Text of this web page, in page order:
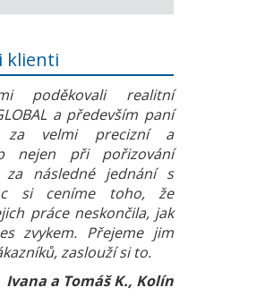
klienti
poděkovali realitní
a především paní
za velmi precizní a
nejen při pořizování
následné jednání s
si ceníme toho, že
práce neskončila, jak
zvykem. Přejeme jim
zaslouží si to.
Ivana a Tomáš K., Kolín